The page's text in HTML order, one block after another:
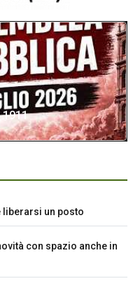
liberarsi un posto
con spazio anche in